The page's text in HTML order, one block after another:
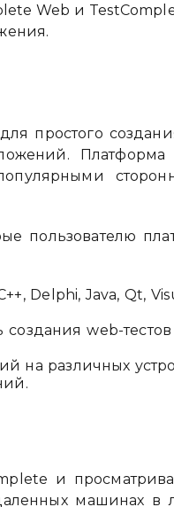
Web и
простого
Платформа
пользователю
Delphi, Java, Qt,
web-
на различных
и
машинах в